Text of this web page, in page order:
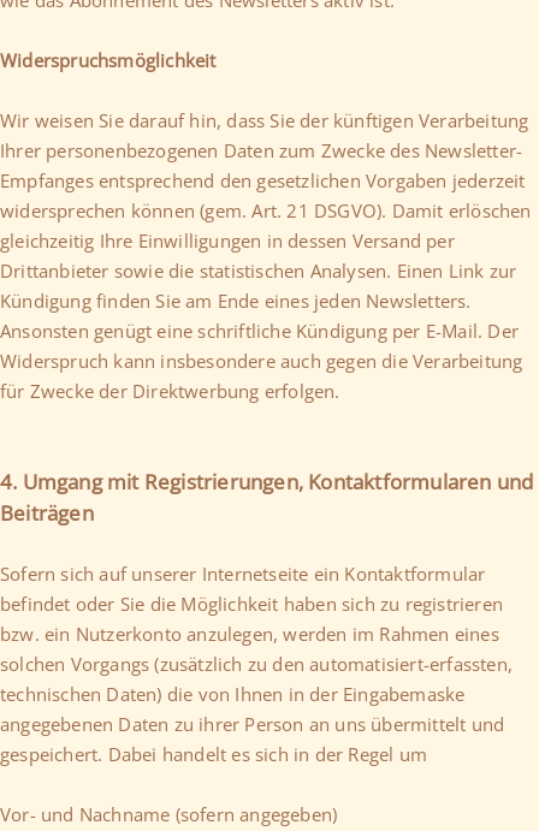
Widerspruchsmöglichkeit
Wir weisen Sie darauf hin, dass Sie der künftigen Verarbeitung
Ihrer personenbezogenen Daten zum Zwecke des Newsletter-
Empfanges entsprechend den gesetzlichen Vorgaben jederzeit
widersprechen können (gem. Art. 21 DSGVO). Damit erlöschen
gleichzeitig Ihre Einwilligungen in dessen Versand per
Drittanbieter sowie die statistischen Analysen. Einen Link zur
Kündigung finden Sie am Ende eines jeden Newsletters.
Ansonsten genügt eine schriftliche Kündigung per E-Mail. Der
Widerspruch kann insbesondere auch gegen die Verarbeitung
für Zwecke der Direktwerbung erfolgen.
4. Umgang mit Registrierungen, Kontaktformularen und
Beiträgen
Sofern sich auf unserer Internetseite ein Kontaktformular
befindet oder Sie die Möglichkeit haben sich zu registrieren
bzw. ein Nutzerkonto anzulegen, werden im Rahmen eines
solchen Vorgangs (zusätzlich zu den automatisiert-erfassten,
technischen Daten) die von Ihnen in der Eingabemaske
angegebenen Daten zu ihrer Person an uns übermittelt und
gespeichert. Dabei handelt es sich in der Regel um
Vor- und Nachname (sofern angegeben)